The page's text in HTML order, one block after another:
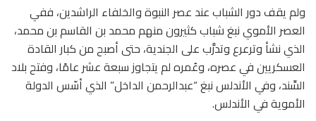
ولم يقف دور الشباب عند عصر النبوة والخلفاء الراشدين، ففي
العصر الأموي نبغ شباب كثيرون منهم محمد بن القاسم بن محمد،
الذي نشأ وترعرع وتدرَّب على الجندية، حتى أصبح من كبار القادة
العسكريين في عصره، وعُمره لم يتجاوز سبعة عشر عامًا، وفتح بلاد
السِّند، وفي الأندلس نبغ “عبدالرحمن الداخل” الذي أسّس الدولة
الأموية في الأندلس.